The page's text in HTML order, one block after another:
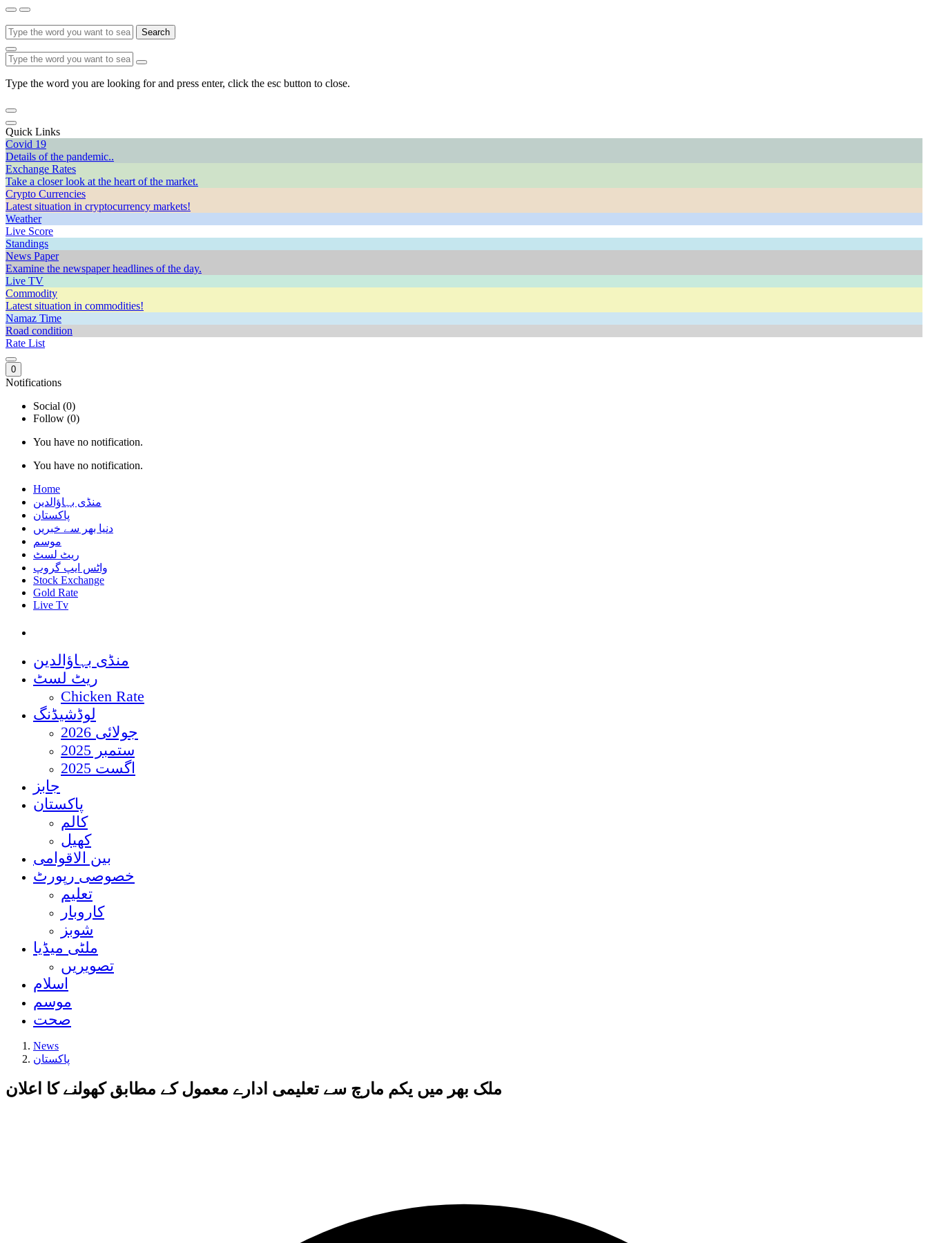
Search
Type the word you are looking for and press enter, click the esc button to close.
Quick Links
Covid 19
Details of the pandemic..
Exchange Rates
Take a closer look at the heart of the market.
Crypto Currencies
Latest situation in cryptocurrency markets!
Weather
Live Score
Standings
News Paper
Examine the newspaper headlines of the day.
Live TV
Commodity
Latest situation in commodities!
Namaz Time
Road condition
Rate List
0
Notifications
Social (0)
Follow (0)
You have no notification.
You have no notification.
Home
منڈی بہاؤالدین
پاکستان
دنیا بھر سے خبریں
موسم
ریٹ لسٹ
واٹس ایپ گروپ
Stock Exchange
Gold Rate
Live Tv
منڈی بہاؤالدین
ریٹ لسٹ
Chicken Rate
لوڈشیڈنگ
جولائی 2026
ستمبر 2025
اگست 2025
جابز
پاکستان
کالم
کھیل
بین الاقوامی
خصوصی رپورٹ
تعلیم
کاروبار
شوبز
ملٹی میڈیا
تصویریں
اسلام
موسم
صحت
News
پاکستان
ملک بھر میں یکم مارچ سے تعلیمی ادارے معمول کے مطابق کھولنے کا اعلان